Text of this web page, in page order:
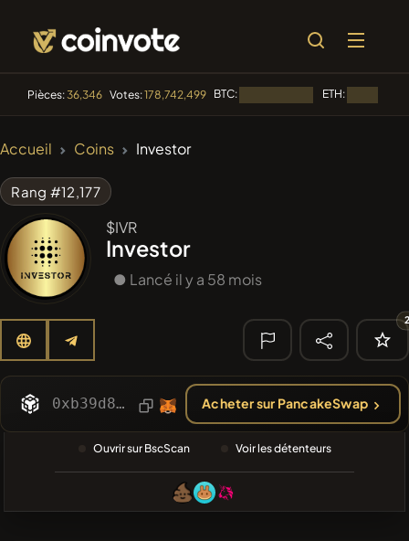
Pièces:36,346 Votes:178,742,499 BTC: ETH:
BullSync BULLSYNC
#1323
🔎
RECHERCHE
RÉCENTE
pièce
récente
Accueil Coins Investor
Rang #12,177
$IVR
Investor
● Lancé il y a 58 mois
0xb39d824bbbed9b17abc845182e04c766da487ec9 Acheter sur PancakeSwap
Ouvrir sur BscScan Voir les détenteurs